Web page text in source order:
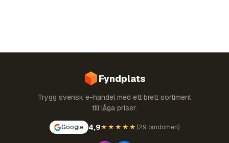
Fyndplats
Trygg svensk e-handel med ett brett sortiment
till låga priser.
Google 4,9★★★★★ (29 omdömen)